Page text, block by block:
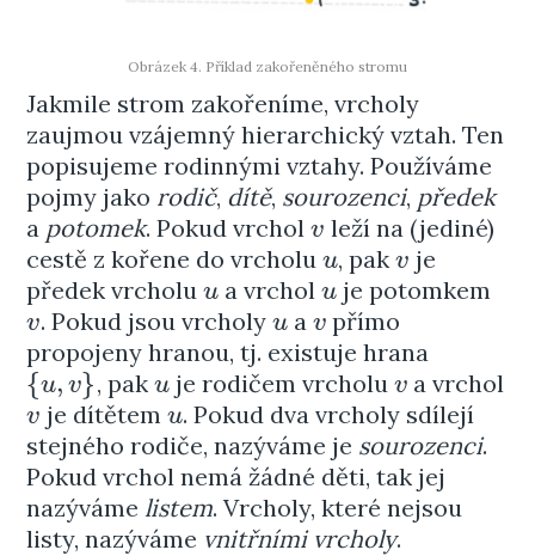
Obrázek 4. Příklad zakořeněného stromu
Jakmile strom zakořeníme, vrcholy
zaujmou vzájemný hierarchický vztah. Ten
popisujeme rodinnými vztahy. Používáme
pojmy jako rodič, dítě, sourozenci, předek
a potomek. Pokud vrcholv
v leží na (jediné)
cestě z kořene do vrcholuu
u, pakv
v je
předek vrcholuu
u a vrcholu
u je potomkem
v
v. Pokud jsou vrcholy u
ua v
vpřímo
propojeny hranou, tj. existuje hrana
{u, v}
{u,v } , paku
u je rodičem vrcholuv
v a vrchol
v
v je dítětem u
u. Pokud dva vrcholy sdílejí
stejného rodiče, nazýváme je sourozenci.
Pokud vrchol nemá žádné děti, tak jej
nazývámelistem. Vrcholy, které nejsou
listy, nazýváme vnitřními vrcholy.